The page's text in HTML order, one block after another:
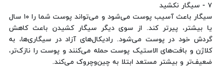
۷ - سیگار نکشید
سیگار باعث آسیب پوست می‌شود و می‌تواند پوست شما را ۱۰ سال
یا بیشتر، پیرتر کند. از سوی دیگر سیگار کشیدن باعث کاهش
گردش خود در پوست می‌شود. رادیکال‌های آزاد در سیگاری‌ها، به
کلاژن و بافت‌های الاستیک پوست حمله می‌کنند و پوست را نازک‌تر،
ضعیف‌تر و بیشتر مستعد ابتلا به چین‌وچروک می‌کند.